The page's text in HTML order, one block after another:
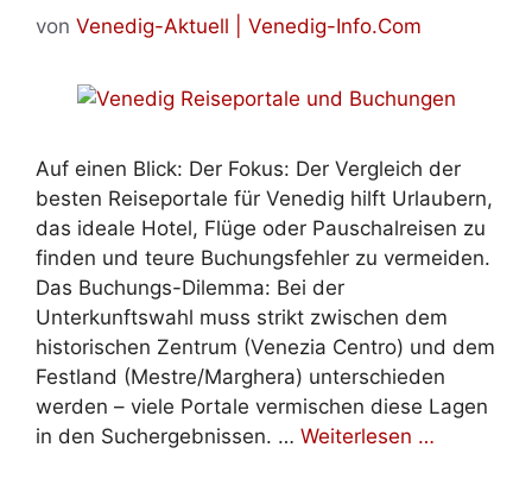
von Venedig-Aktuell | Venedig-Info.Com
Auf einen Blick: Der Fokus: Der Vergleich der
besten Reiseportale für Venedig hilft Urlaubern,
das ideale Hotel, Flüge oder Pauschalreisen zu
finden und teure Buchungsfehler zu vermeiden.
Das Buchungs-Dilemma: Bei der
Unterkunftswahl muss strikt zwischen dem
historischen Zentrum (Venezia Centro) und dem
Festland (Mestre/Marghera) unterschieden
werden – viele Portale vermischen diese Lagen
in den Suchergebnissen. … Weiterlesen …